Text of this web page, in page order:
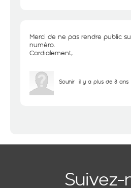
Merci de ne pas rendre public
numéro.
Cordialement,
Souhir il y a plus de 8 ans
Suivez-